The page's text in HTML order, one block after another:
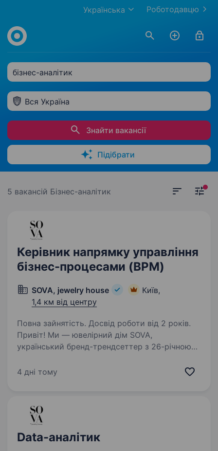
Роботодавцю
Українська
бізнес-аналітик
Вся Україна
Знайти вакансії
Підібрати
5 вакансій Бізнес-аналітик
Керівник напрямку управління
бізнес-процесами (BPM)
SOVA, jewelry house
Київ,
1,4 км від центру
Повна зайнятість. Досвід роботи від 2 років.
Привіт! Ми — ювелірний дім SOVA,
український бренд-трендсеттер з 26-річною
впізнавані колекції та гучні колаборації з
4 дні тому
Data-аналітик